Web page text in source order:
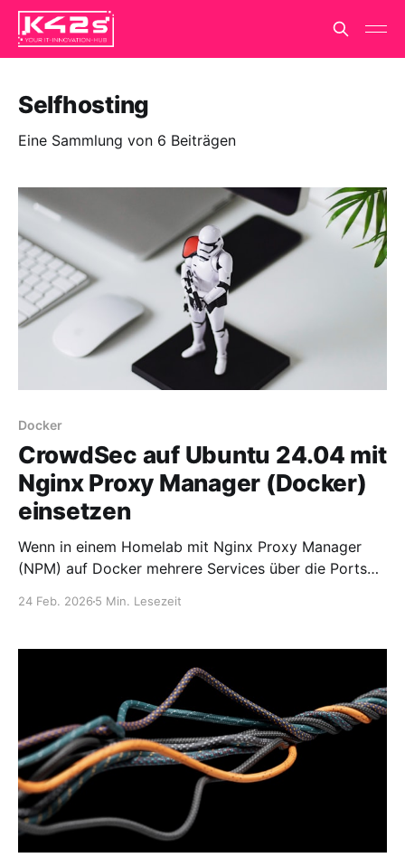
Selfhosting
Eine Sammlung von 6 Beiträgen
Docker
CrowdSec auf Ubuntu 24.04 mit
Nginx Proxy Manager (Docker)
einsetzen
Wenn in einem Homelab mit Nginx Proxy Manager
(NPM) auf Docker mehrere Services über die Ports
Installation von CrowdSec auf Ubuntu 24.04 *
Einbindung der Docker-Logs
24 Feb. 2026 5 Min. Lesezeit